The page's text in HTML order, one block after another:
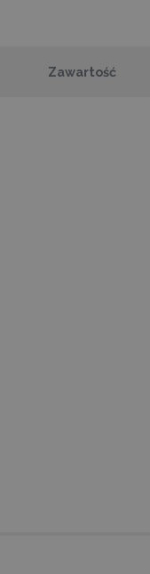
Zawartość